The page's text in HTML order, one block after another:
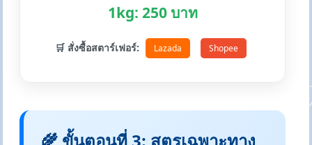
1kg: 250 บาท
🛒 สั่งซื้อสตาร์เฟอร์: Lazada Shopee